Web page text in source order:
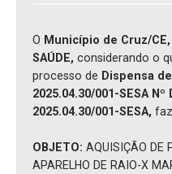
O Município de Cruz/CE,
SAÚDE, considerando o
processo de Dispensa
2025.04.30/001-SESA
2025.04.30/001-SESA,
OBJETO: AQUISIÇÃO DE
APARELHO DE RAIO-X